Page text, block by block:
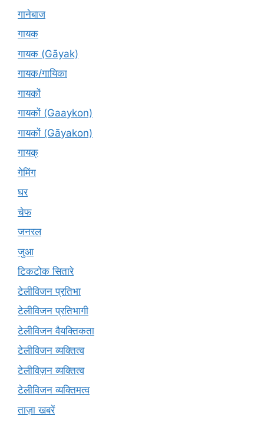
गानेबाज
गायक
गायक (Gāyak)
गायक/गायिका
गायकों
गायकों (Gaaykon)
गायकों (Gāyakon)
गायक्
गेमिंग
घर
चेफ
जनरल
जुआ
टिकटोक सितारे
टेलीविजन प्रतिभा
टेलीविजन प्रतिभागी
टेलीविजन वैयक्तिकता
टेलीविजन व्यक्तित्व
टेलीविज़न व्यक्तित्व
टेलीविजन व्यक्तिमत्व
ताज़ा खबरें